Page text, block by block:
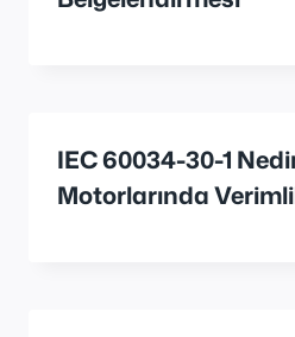
IEC 60034-30-1
Motorlarında